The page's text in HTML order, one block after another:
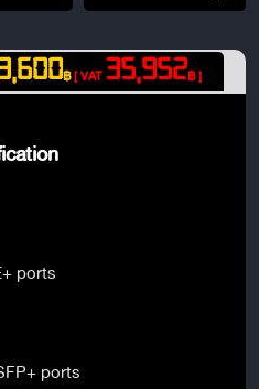
฿[ VAT35,952฿ ]
ports
ports